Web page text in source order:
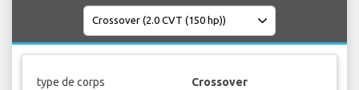
type de corps Crossover